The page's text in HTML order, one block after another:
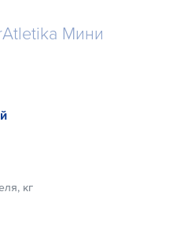
Он способен
форму вашего
его здоровье, повышая его
приучит вашего малыша к
целей.
Мини
кг